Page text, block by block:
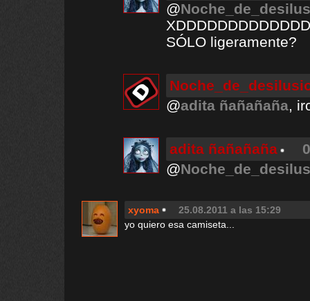
@
SÓLO ligeramente?
@adita ñañañaña,
adita ñañañaña
@
xyoma
25.08.2011 a las 15:29
yo quiero esa camiseta...